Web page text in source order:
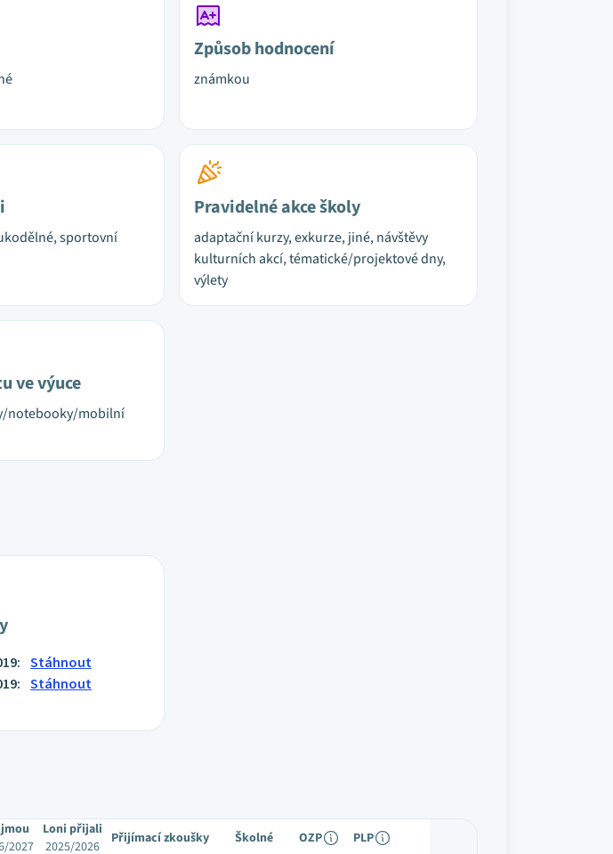
Způsob hodnocení
známkou
sportovní
Pravidelné akce školy
adaptační kurzy, exkurze, jiné, návštěvy
kulturních akcí, tématické/projektové dny,
výlety
ve výuce
notebooky/mobilní
Stáhnout
Stáhnout
2027
Loni přijali
2025/2026
Přijímací zkoušky Školné OZP PLP